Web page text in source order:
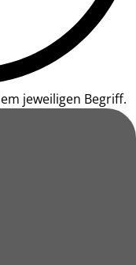
jeweiligen Begriff.